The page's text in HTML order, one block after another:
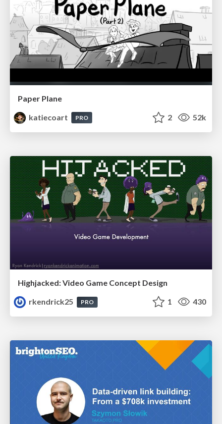
Paper Plane
katiecoart
PRO 2 52k
Highjacked: Video Game Concept Design
rkendrick25
PRO 1 430